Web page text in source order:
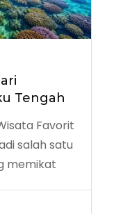
Tengah
Favorit
salah satu
memikat